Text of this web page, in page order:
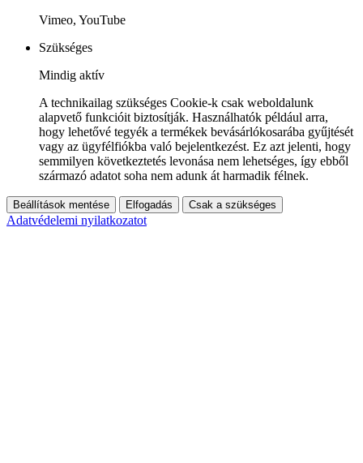
Vimeo, YouTube
Szükséges
Mindig aktív
A technikailag szükséges Cookie-k csak weboldalunk
alapvető funkcióit biztosítják. Használhatók például arra,
hogy lehetővé tegyék a termékek bevásárlókosarába gyűjtését
vagy az ügyfélfiókba való bejelentkezést. Ez azt jelenti, hogy
semmilyen következtetés levonása nem lehetséges, így ebből
származó adatot soha nem adunk át harmadik félnek.
Beállítások mentése Elfogadás Csak a szükséges
Adatvédelemi nyilatkozatot